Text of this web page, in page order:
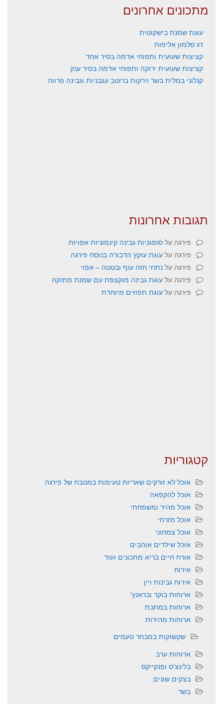
מתכונים אחרונים
עוגת שמנת בישקוטית
דג סלמון אליפות
קציצות שעועית ותפוחי אדמה בסיר אחד
קציצות שעועית ירוקה ותפוחי אדמה בסיר ענק
קנלוני במלית בשר וירקות ברוטב עגבניות וגבינה פרווה
תגובות אחרונות
פירגה על סופגניות גבינה קינמוניות אפויות
פירגה על עוגת עוקץ הדבורה בנוסח פירגה
פירגה על נתחי חזה עוף ובטטה – אפוי
פירגה על עוגת גבינה מוקצפת עם שמנת מתוקה
פירגה על עוגת תפוזים מיוחדת
קטגוריות
אוכל לא זורקים שאריות טעימות במטבח של פירגה
אוכל להקפאה
אוכל מהיר ומשפחתי
אוכל מזרחי
אוכל צמחוני
אוכל שילדים אוהבים
אורח חיים בריא מתכונים ועוד
אירוח
אירוח גבינות ויין
ארוחות בוקר ובראנץ'
ארוחות במחבת
ארוחות מהירות
שקשוקות במבחר טעמים
ארוחות ערב
בלינצ'ס ופנקייקס
בצקים שונים
בשר